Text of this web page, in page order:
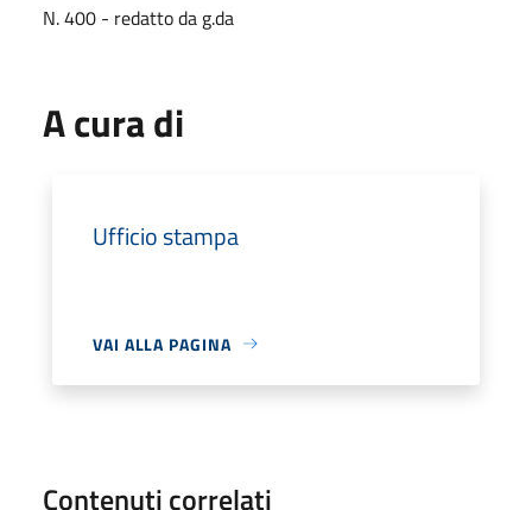
N. 400 - redatto da g.da
A cura di
Ufficio stampa
VAI ALLA PAGINA
Contenuti correlati